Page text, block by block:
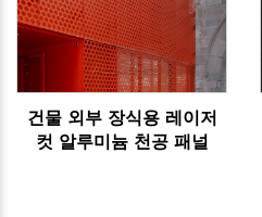
건물 외부 장식용 레이저
컷 알루미늄 천공 패널